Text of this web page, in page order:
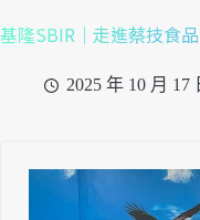
基隆SBIR｜走進蔡技食
2025 年 10 月 17